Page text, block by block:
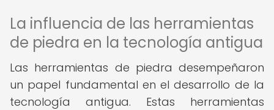
La influencia de las herramientas
de piedra en la tecnología antigua
Las herramientas de piedra desempeñaron
un papel fundamental en el desarrollo de la
tecnología antigua. Estas herramientas